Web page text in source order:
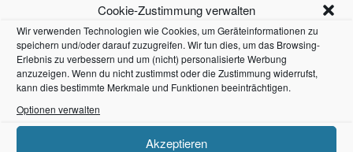
Cookie-Zustimmung verwalten
Wir verwenden Technologien wie Cookies, um Geräteinformationen zu
speichern und/oder darauf zuzugreifen. Wir tun dies, um das Browsing-
Erlebnis zu verbessern und um (nicht) personalisierte Werbung
anzuzeigen. Wenn du nicht zustimmst oder die Zustimmung widerrufst,
kann dies bestimmte Merkmale und Funktionen beeinträchtigen.
Optionen verwalten
Akzeptieren
aktivieren
Cookie-Richtlinie
Ich stimme zu